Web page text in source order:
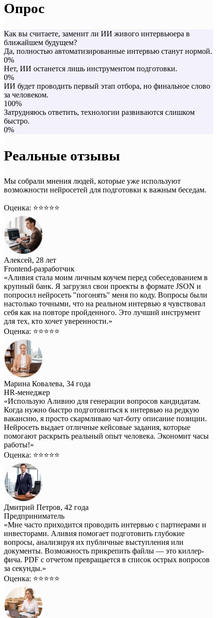
Опрос
Как вы считаете, заменит ли ИИ живого интервьюера в
ближайшем будущем?
Да, полностью автоматизированные интервью станут нормой.
0%
Нет, ИИ останется лишь инструментом подготовки.
0%
ИИ будет проводить первый этап отбора, но финальное слово
за человеком.
100%
Затрудняюсь ответить, технологии развиваются слишком
быстро.
0%
Реальные отзывы
Мы собрали мнения людей, которые уже используют
возможности нейросетей для подготовки к важным беседам.
Оценка: ⭐️⭐️⭐️⭐️⭐️
Алексей, 28 лет
Frontend-разработчик
«Аливия стала моим личным коучем перед собеседованием в
крупный банк. Я загрузил свои проекты в формате JSON и
попросил нейросеть "погонять" меня по коду. Вопросы были
настолько точными, что на реальном интервью я чувствовал
себя как на повторе пройденного. Это лучший инструмент
для тех, кто хочет уверенности.»
Оценка: ⭐️⭐️⭐️⭐️⭐️
Марина Ковалева, 34 года
HR-менеджер
«Использую Аливию для генерации вопросов кандидатам.
Когда нужно быстро подготовиться к интервью на редкую
вакансию, я просто скармливаю чат-боту описание позиции.
Нейросеть выдает отличные кейсовые задания, которые
помогают раскрыть реальный опыт человека. Экономит часы
работы!»
Оценка: ⭐️⭐️⭐️⭐️⭐️
Дмитрий Петров, 42 года
Предприниматель
«Мне часто приходится проводить интервью с партнерами и
инвесторами. Аливия помогает подготовить глубокие
вопросы, анализируя их публичные выступления или
документы. Возможность прикрепить файлы — это киллер-
фича. PDF с отчетом превращается в список острых вопросов
за секунды.»
Оценка: ⭐️⭐️⭐️⭐️⭐️